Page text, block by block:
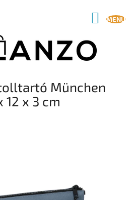
KOSÁR
München
12 x 3 cm